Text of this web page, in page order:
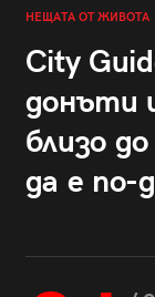
НЕЩАТА ОТ ЖИВОТА
City
донъти
близо
да е по-